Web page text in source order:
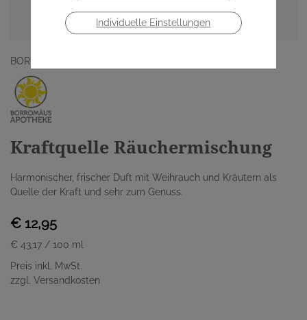
BORROMÄUS APOTHEKE
Kraftquelle Räuchermischung
Harmonischer, frischer Duft mit Weihrauch und Kräutern als
Quelle der Kraft und sehr zum Genuss.
€ 12,95
€ 43,17 / 100 ml
Preis inkl. MwSt.
zzgl. Versandkosten
Individuelle Einstellungen